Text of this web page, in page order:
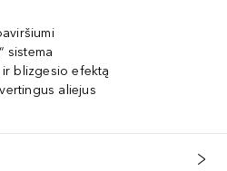
sistema
blizgesio efektą
aliejus